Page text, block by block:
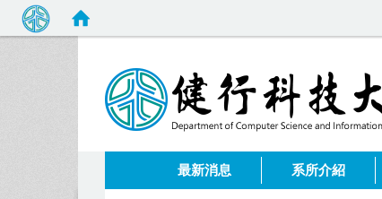
最新消息 系所介紹